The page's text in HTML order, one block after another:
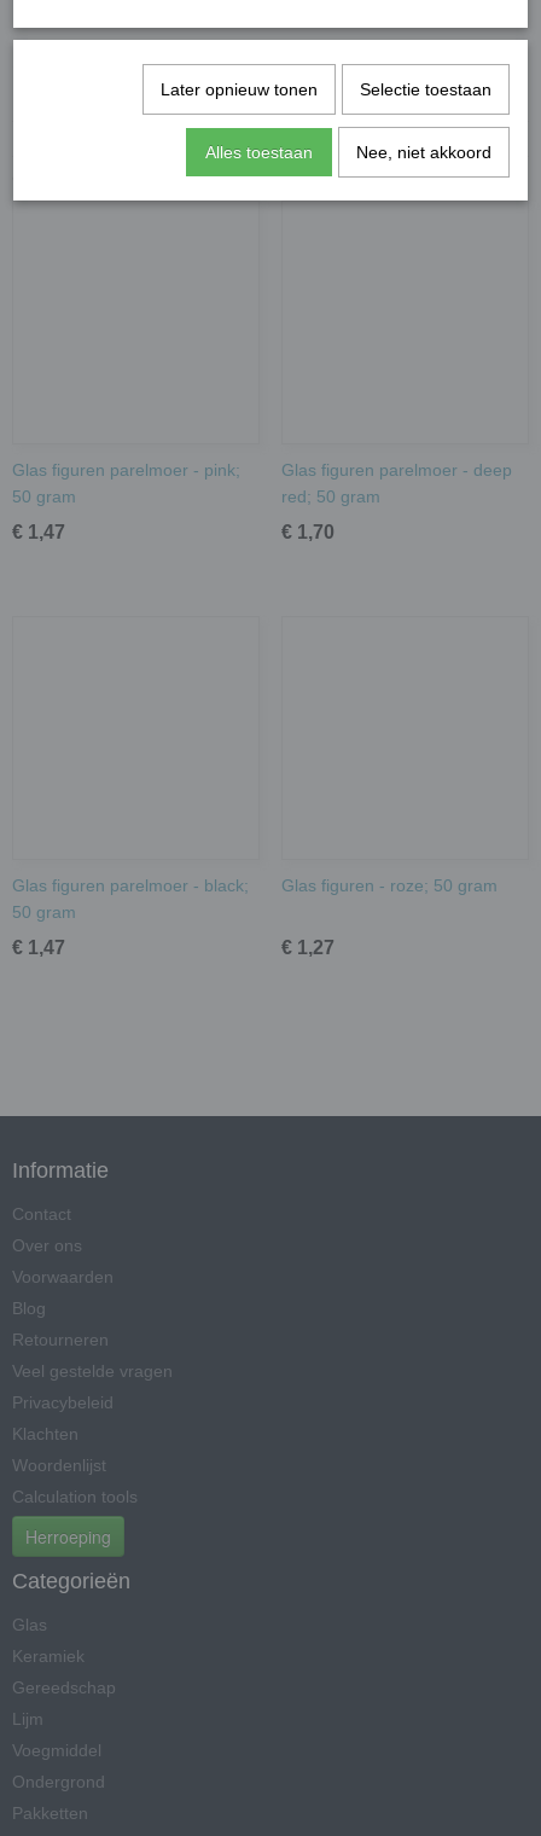
Specificaties
Glas figuren parelmoer - pink;
50 gram
€ 1,47
Glas figuren parelmoer - deep
red; 50 gram
€ 1,70
Glas figuren parelmoer - black;
50 gram
€ 1,47
Glas figuren - roze; 50 gram
€ 1,27
Informatie
Contact
Over ons
Voorwaarden
Blog
Retourneren
Veel gestelde vragen
Privacybeleid
Klachten
Woordenlijst
Calculation tools
Herroeping
Categorieën
Glas
Keramiek
Gereedschap
Lijm
Voegmiddel
Ondergrond
Pakketten
Later opnieuw tonen Selectie toestaan
Alles toestaan Nee, niet akkoord